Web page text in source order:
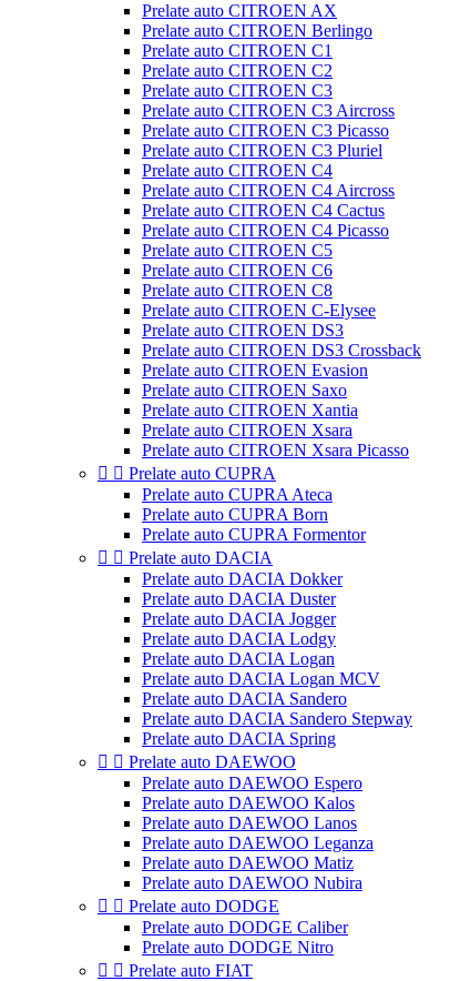
Prelate auto CITROEN AX
Prelate auto CITROEN Berlingo
Prelate auto CITROEN C1
Prelate auto CITROEN C2
Prelate auto CITROEN C3
Prelate auto CITROEN C3 Aircross
Prelate auto CITROEN C3 Picasso
Prelate auto CITROEN C3 Pluriel
Prelate auto CITROEN C4
Prelate auto CITROEN C4 Aircross
Prelate auto CITROEN C4 Cactus
Prelate auto CITROEN C4 Picasso
Prelate auto CITROEN C5
Prelate auto CITROEN C6
Prelate auto CITROEN C8
Prelate auto CITROEN C-Elysee
Prelate auto CITROEN DS3
Prelate auto CITROEN DS3 Crossback
Prelate auto CITROEN Evasion
Prelate auto CITROEN Saxo
Prelate auto CITROEN Xantia
Prelate auto CITROEN Xsara
Prelate auto CITROEN Xsara Picasso
  Prelate auto CUPRA
Prelate auto CUPRA Ateca
Prelate auto CUPRA Born
Prelate auto CUPRA Formentor
  Prelate auto DACIA
Prelate auto DACIA Dokker
Prelate auto DACIA Duster
Prelate auto DACIA Jogger
Prelate auto DACIA Lodgy
Prelate auto DACIA Logan
Prelate auto DACIA Logan MCV
Prelate auto DACIA Sandero
Prelate auto DACIA Sandero Stepway
Prelate auto DACIA Spring
  Prelate auto DAEWOO
Prelate auto DAEWOO Espero
Prelate auto DAEWOO Kalos
Prelate auto DAEWOO Lanos
Prelate auto DAEWOO Leganza
Prelate auto DAEWOO Matiz
Prelate auto DAEWOO Nubira
  Prelate auto DODGE
Prelate auto DODGE Caliber
Prelate auto DODGE Nitro
  Prelate auto FIAT